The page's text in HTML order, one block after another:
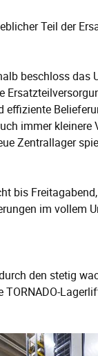
Teil der
beschloss das
immer kleinere
Zentrallager
bis
im vollem
den stetig